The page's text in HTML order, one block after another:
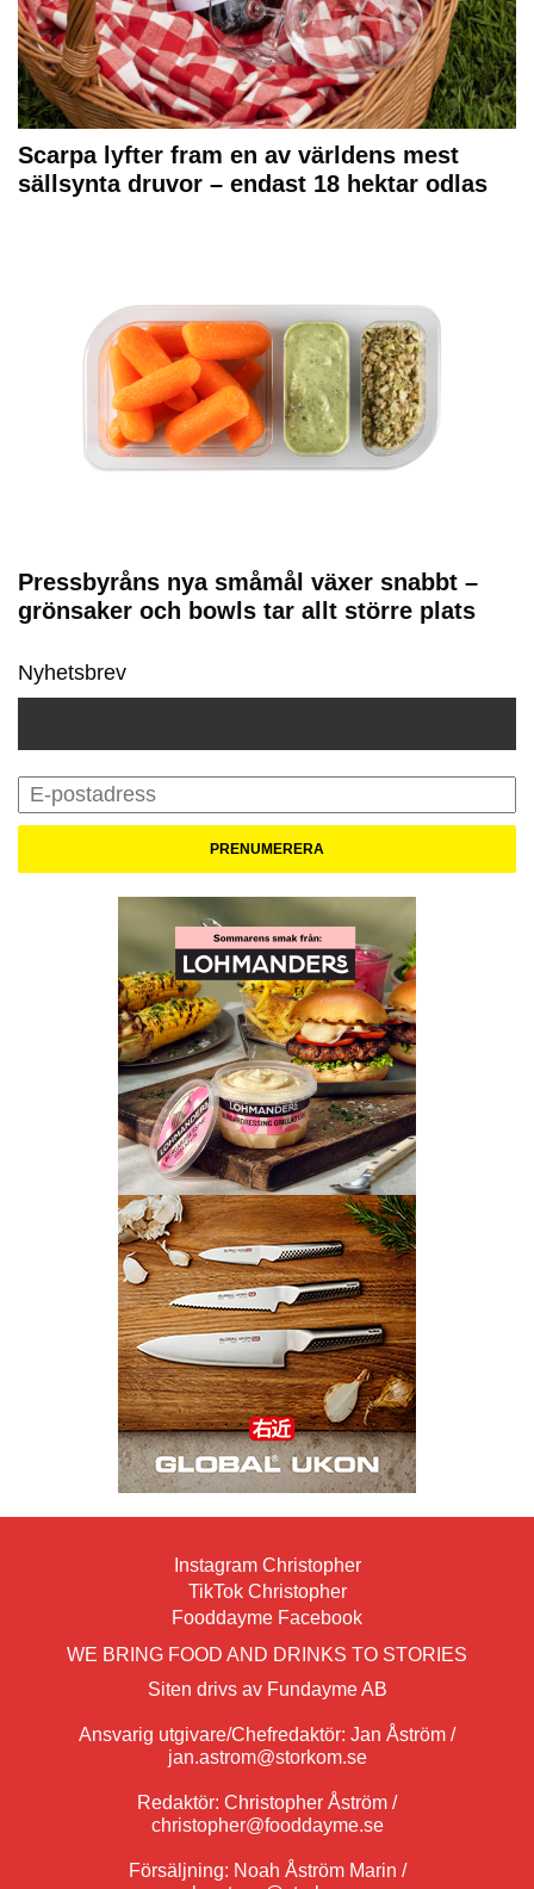
Scarpa lyfter fram en av världens mest
sällsynta druvor – endast 18 hektar odlas
Pressbyråns nya småmål växer snabbt –
grönsaker och bowls tar allt större plats
Nyhetsbrev
Instagram Christopher
TikTok Christopher
Fooddayme Facebook
WE BRING FOOD AND DRINKS TO STORIES
Siten drivs av Fundayme AB
Ansvarig utgivare/Chefredaktör: Jan Åström /
jan.astrom@storkom.se
Redaktör: Christopher Åström /
christopher@fooddayme.se
Försäljning: Noah Åström Marin /